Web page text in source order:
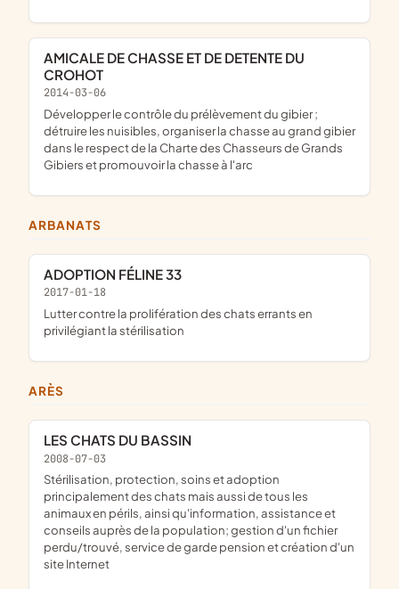
AMICALE DE CHASSE ET DE DETENTE DU
CROHOT
2014-03-06
développer le contrôle du prélèvement du gibier ;
détruire les nuisibles, organiser la chasse au grand gibier
dans le respect de la Charte des Chasseurs de Grands
Gibiers et promouvoir la chasse à l'arc
ARBANATS
ADOPTION FÉLINE 33
2017-01-18
lutter contre la prolifération des chats errants en
privilégiant la stérilisation
ARÈS
LES CHATS DU BASSIN
2008-07-03
stérilisation, protection, soins et adoption
principalement des chats mais aussi de tous les
animaux en périls, ainsi qu'information, assistance et
conseils auprès de la population; gestion d'un fichier
perdu/trouvé, service de garde pension et création d'un
site Internet